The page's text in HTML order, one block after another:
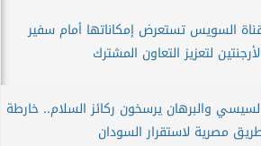
السويس تستعرض إمكاناتها أمام سفير
لتعزيز التعاون المشترك
والبرهان يرسخون ركائز السلام.. خارطة
مصرية لاستقرار السودان